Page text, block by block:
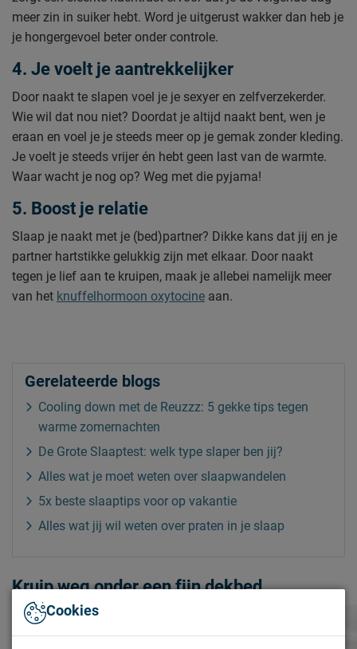
meer zin in suiker hebt. Word je uitgerust wakker dan heb je
je hongergevoel beter onder controle.
4. Je voelt je aantrekkelijker
Door naakt te slapen voel je je sexyer en zelfverzekerder.
Wie wil dat nou niet? Doordat je altijd naakt bent, wen je
eraan en voel je je steeds meer op je gemak zonder kleding.
Je voelt je steeds vrijer én hebt geen last van de warmte.
Waar wacht je nog op? Weg met die pyjama!
5. Boost je relatie
Slaap je naakt met je (bed)partner? Dikke kans dat jij en je
partner hartstikke gelukkig zijn met elkaar. Door naakt
tegen je lief aan te kruipen, maak je allebei namelijk meer
van het knuffelhormoon oxytocine aan.
Gerelateerde blogs
Cooling down met de Reuzzz: 5 gekke tips tegen
warme zomernachten
De Grote Slaaptest: welk type slaper ben jij?
Alles wat je moet weten over slaapwandelen
5x beste slaaptips voor op vakantie
Alles wat jij wil weten over praten in je slaap
Kruip weg onder een fijn dekbed
Cookies